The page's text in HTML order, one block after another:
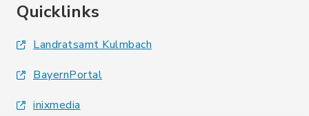
Quicklinks
Landratsamt Kulmbach
BayernPortal
inixmedia